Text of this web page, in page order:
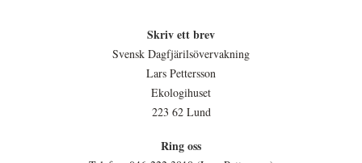
Skriv ett brev
Svensk Dagfjärilsövervakning
Lars Pettersson
Ekologihuset
223 62 Lund
Ring oss